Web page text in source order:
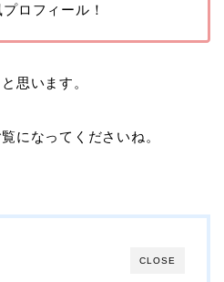
ロフィール！
思います。
になってくださいね。
CLOSE